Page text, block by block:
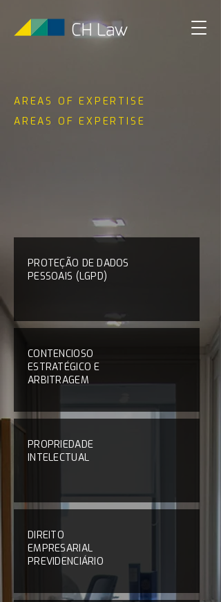
AREAS OF EXPERTISE
AREAS OF EXPERTISE
PROTEÇÃO DE DADOS
PESSOAIS (LGPD)
CONTENCIOSO
ESTRATÉGICO E
ARBITRAGEM
PROPRIEDADE
INTELECTUAL
DIREITO
EMPRESARIAL
PREVIDENCIÁRIO